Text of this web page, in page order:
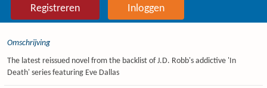
Registreren Inloggen
Omschrijving
The latest reissued novel from the backlist of J.D. Robb's addictive 'In
Death' series featuring Eve Dallas